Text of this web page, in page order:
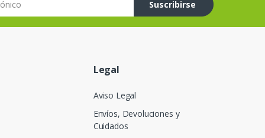
Suscribirse
Legal
Aviso Legal
Envíos, Devoluciones y
Cuidados